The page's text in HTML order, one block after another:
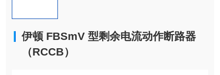
伊顿 FBSmV 型剩余电流动作断路器
（RCCB）